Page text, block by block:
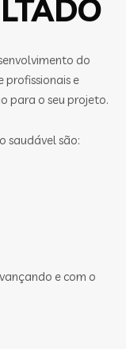
do
profissionais e
para o seu projeto.
saudável são:
e com o